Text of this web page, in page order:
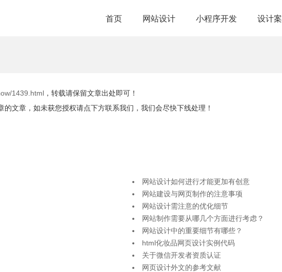
首页 网站设计 小程序开发 设计
1439.html ，转载请保留文章出处即可！
文章，如未获您授权请点下方联系我们，我们会尽快下线处理！
网站设计如何进行才能更加有创意
网站建设与网页制作的注意事项
网站设计需注意的优化细节
网站制作需要从哪几个方面进行考虑？
网站设计中的重要细节有哪些？
html化妆品网页设计实例代码
关于微信开发者资质认证
网页设计外文的参考文献